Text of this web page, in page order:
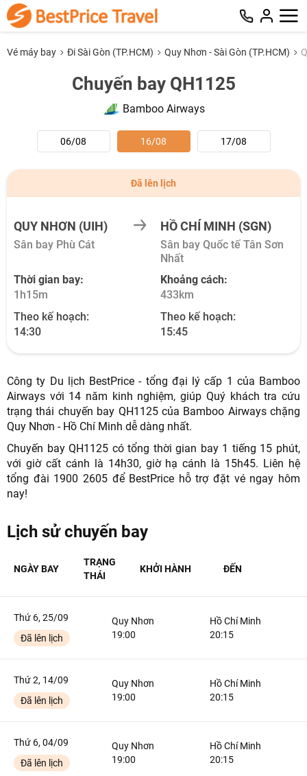
Vé máy bay Đi Sài Gòn (TP.HCM) Quy Nhơn - Sài Gòn (TP.HCM)
Chuyến bay QH1125
Bamboo Airways
06/08 16/08 17/08
Đã lên lịch
QUY NHƠN (UIH) HỒ CHÍ MINH (SGN)
Sân bay Phù Cát
Thời gian bay:
1h15m
Sân bay Quốc tế Tân Sơn
Nhất
Khoảng cách:
433km
Theo kế hoạch:
14:30
Theo kế hoạch:
15:45
Công ty Du lịch BestPrice - tổng đại lý cấp 1 của Bamboo
Airways với 14 năm kinh nghiệm, giúp Quý khách tra cứu
trạng thái chuyến bay QH1125 của Bamboo Airways chặng
Quy Nhơn - Hồ Chí Minh dễ dàng nhất.
Chuyến bay QH1125 có tổng thời gian bay 1 tiếng 15 phút,
với giờ cất cánh là 14h30, giờ hạ cánh là 15h45. Liên hệ
tổng đài 1900 2605 để BestPrice hỗ trợ đặt vé ngay hôm
nay!
Lịch sử chuyến bay
NGÀY BAY
TRẠNG
THÁI
KHỞI HÀNH ĐẾN
Thứ 6, 25/09
Đã lên lịch
Quy Nhơn
19:00
Hồ Chí Minh
20:15
Thứ 2, 14/09
Đã lên lịch
Quy Nhơn
19:00
Hồ Chí Minh
20:15
Thứ 6, 04/09
Đã lên lịch
Quy Nhơn
19:00
Hồ Chí Minh
20:15
TƯ VẤN NGAY
TƯ VẤN NGAY
TƯ VẤN NGAY
TƯ VẤN NGAY
NHẬN ƯU ĐÃI NGAY
TƯ VẤN NGAY